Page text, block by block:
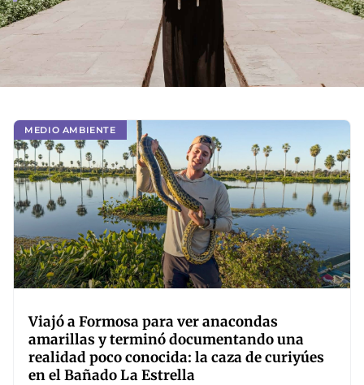
MEDIO AMBIENTE
Viajó a Formosa para ver anacondas
amarillas y terminó documentando una
realidad poco conocida: la caza de curiyúes
en el Bañado La Estrella